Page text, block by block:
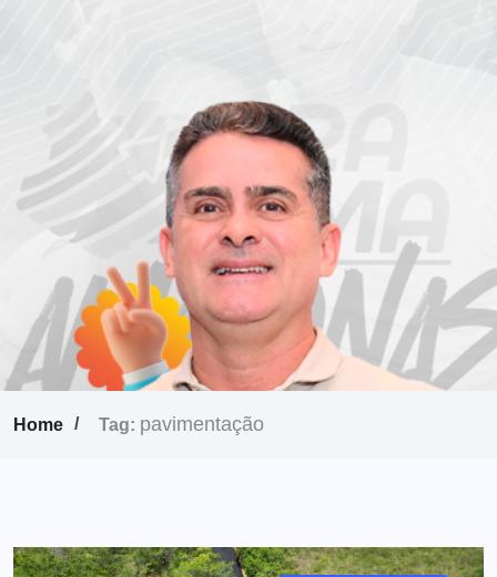
Home Tag: pavimentação